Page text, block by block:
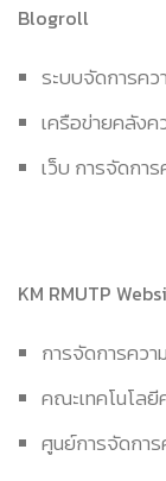
Blogroll
ระบบจัดการคว
เครือข่ายคลังค
เว็บ การจัดกา
KM RMUTP
การจัดการคว
คณะเทคโนโล
ศูนย์การจัดกา